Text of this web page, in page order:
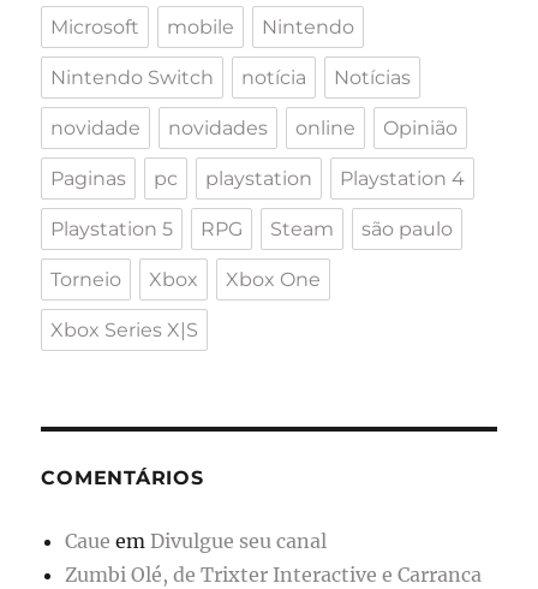
Microsoft mobile Nintendo
Nintendo Switch notícia Notícias
novidade novidades online Opinião
Paginas pc playstation Playstation 4
Playstation 5 RPG Steam são paulo
Torneio Xbox Xbox One
Xbox Series X|S
COMENTÁRIOS
Caue emDivulgue seu canal
Zumbi Olé, de Trixter Interactive e Carranca